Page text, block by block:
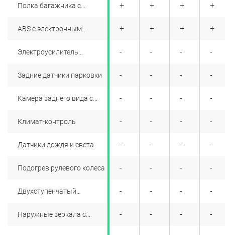
Полка багажника с
ABS с электронным
Электроусилитель
зависимости от скорости
Задние датчики парковки
Камера заднего вида с
Климат-контроль
Датчики дождя и света
Подогрев рулевого колеса
Двухступенчатый
Наружные зеркала с
+
+
+
+
+
+
+
+
+
+
+
+
-
-
-
-
-
-
-
-
+
+
+
+
+
+
+
-
-
-
-
-
-
-
-
+
+
-
-
-
-
-
-
-
-
+
+
-
-
-
-
-
-
-
-
+
+
-
-
-
-
-
-
-
-